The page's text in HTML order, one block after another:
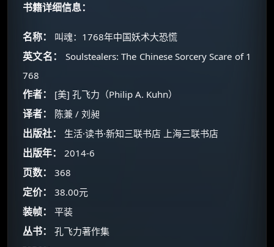
书籍详细信息：
名称： 叫魂：1768年中国妖术大恐慌
英文名：
Soulstealers: The Chinese Sorcery Scare of 1
768
作者： [美] 孔飞力（Philip A. Kuhn）
译者： 陈兼 / 刘昶
出版社： 生活·读书·新知三联书店 上海三联书店
出版年： 2014-6
页数： 368
定价： 38.00元
装帧： 平装
丛书： 孔飞力著作集